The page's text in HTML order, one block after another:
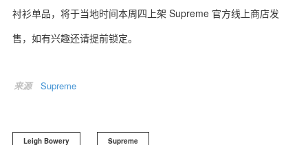
关于我们 联系我们
衬衫单品，将于当地时间本周四上架 Supreme 官方线上商店发
售，如有兴趣还请提前锁定。
来源 Supreme
Leigh Bowery Supreme